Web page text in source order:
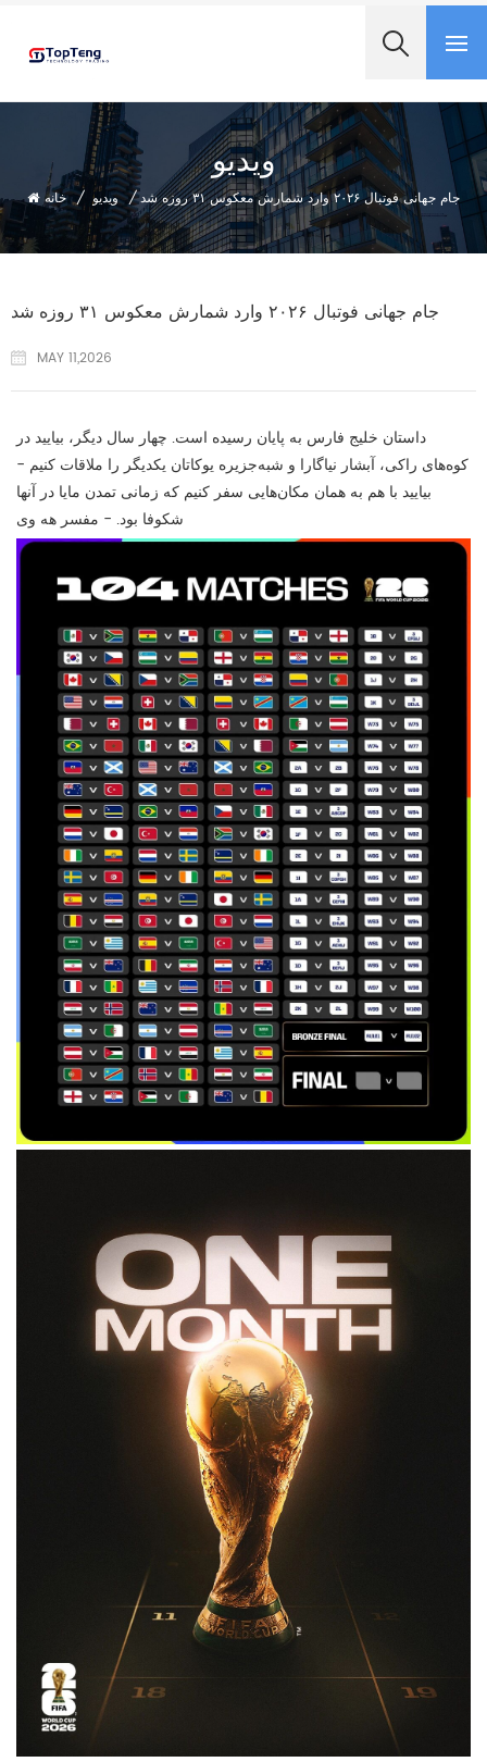
ویدیو
خانه / ویدیو / جام جهانی فوتبال ۲۰۲۶ وارد شمارش معکوس ۳۱ روزه شد
جام جهانی فوتبال ۲۰۲۶ وارد شمارش معکوس ۳۱ روزه شد
MAY 11,2026
داستان خلیج فارس به پایان رسیده است. چهار سال دیگر، بیایید در
کوه‌های راکی، آبشار نیاگارا و شبه‌جزیره یوکاتان یکدیگر را ملاقات کنیم -
بیایید با هم به همان مکان‌هایی سفر کنیم که زمانی تمدن مایا در آنها
شکوفا بود. - مفسر هه وی